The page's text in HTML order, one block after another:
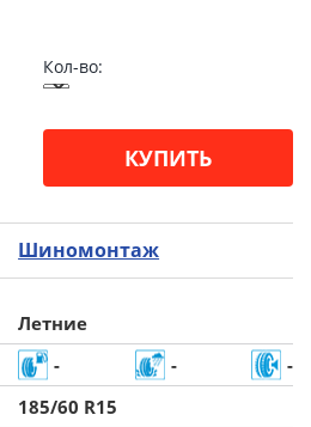
Кол-во:
КУПИТЬ
Шиномонтаж
Летние
- -
-
185/60 R15